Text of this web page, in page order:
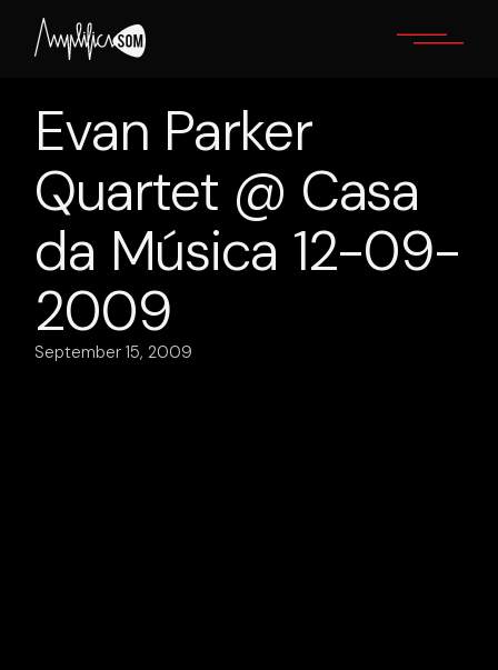
content
Evan Parker
Quartet @ Casa
da Música 12-09-
2009
September 15, 2009